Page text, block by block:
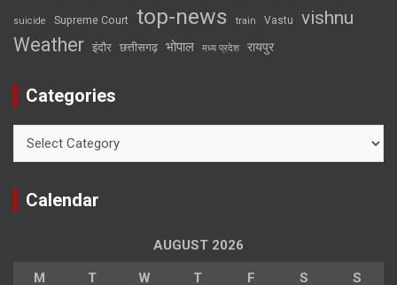
suicide Supreme Court top-news train Vastu vishnu
Weather इंदौर छत्तीसगढ़ भोपाल मध्य प्रदेश रायपुर
Categories
Calendar
AUGUST 2026
M T W T F S S